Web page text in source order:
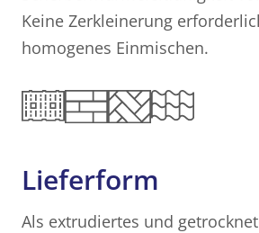
Keine Zerkleinerung
homogenes Einmischen.
Lieferform
Als extrudiertes und